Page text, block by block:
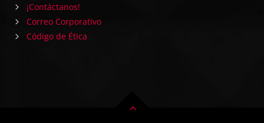
¡Contáctanos!
Correo Corporativo
Código de Ética